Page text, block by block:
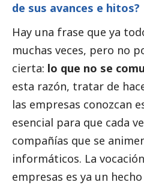
de sus avances e hitos?
Hay una frase que ya
muchas veces, pero no
cierta: lo que no se
esta razón, tratar de
las empresas conozcan
esencial para que cada
compañías que se
informáticos. La
empresas es ya un